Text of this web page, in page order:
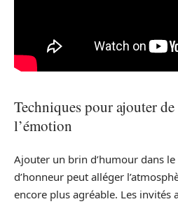
Techniques pour ajouter
l’émotion
Ajouter un brin d’humour dans
d’honneur peut alléger
encore plus agréable. Les invités